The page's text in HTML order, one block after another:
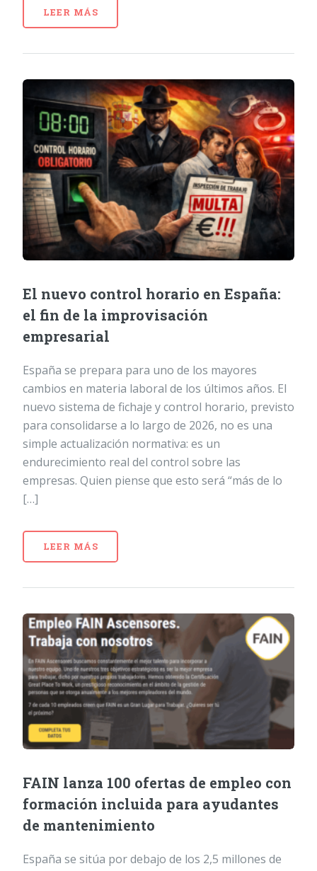
LEER MÁS
El nuevo control horario en España:
el fin de la improvisación
empresarial
España se prepara para uno de los mayores
cambios en materia laboral de los últimos años. El
nuevo sistema de fichaje y control horario, previsto
para consolidarse a lo largo de 2026, no es una
simple actualización normativa: es un
endurecimiento real del control sobre las
empresas. Quien piense que esto será “más de lo
[…]
LEER MÁS
FAIN lanza 100 ofertas de empleo con
formación incluida para ayudantes
de mantenimiento
España se sitúa por debajo de los 2,5 millones de